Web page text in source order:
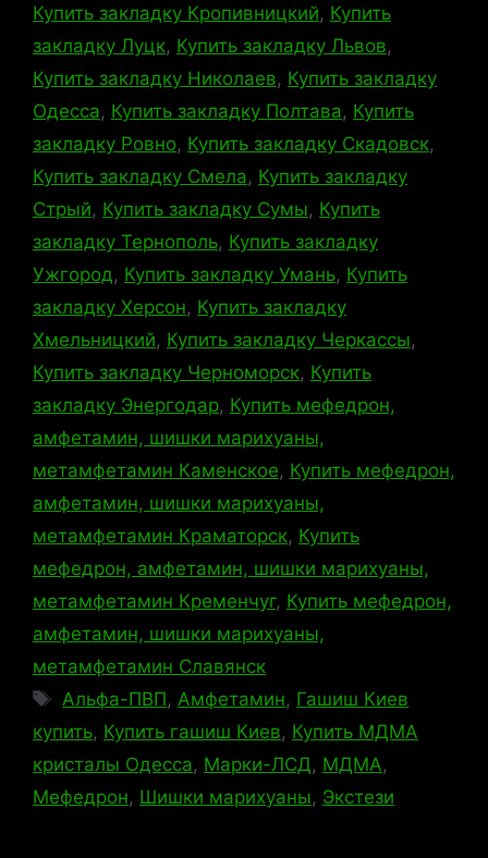
Купить закладку Кропивницкий, Купить
закладку Луцк, Купить закладку Львов,
Купить закладку Николаев, Купить закладку
Одесса, Купить закладку Полтава, Купить
закладку Ровно, Купить закладку Скадовск,
Купить закладку Смела, Купить закладку
Стрый, Купить закладку Сумы, Купить
закладку Тернополь, Купить закладку
Ужгород, Купить закладку Умань, Купить
закладку Херсон, Купить закладку
Хмельницкий, Купить закладку Черкассы,
Купить закладку Черноморск, Купить
закладку Энергодар, Купить мефедрон,
амфетамин, шишки марихуаны,
метамфетамин Каменское, Купить мефедрон,
амфетамин, шишки марихуаны,
метамфетамин Краматорск, Купить
мефедрон, амфетамин, шишки марихуаны,
метамфетамин Кременчуг, Купить мефедрон,
амфетамин, шишки марихуаны,
метамфетамин Славянск
Метки
Альфа-ПВП, Амфетамин, Гашиш Киев
купить, Купить гашиш Киев, Купить МДМА
кристалы Одесса, Марки-ЛСД, МДМА,
Мефедрон, Шишки марихуаны, Экстези